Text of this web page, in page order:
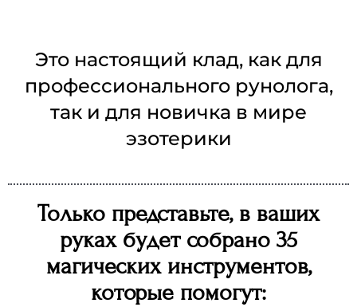
Это настоящий клад, как для
профессионального рунолога,
так и для новичка в мире
эзотерики
Только представьте, в ваших
руках будет собрано 35
магических инструментов,
которые помогут: